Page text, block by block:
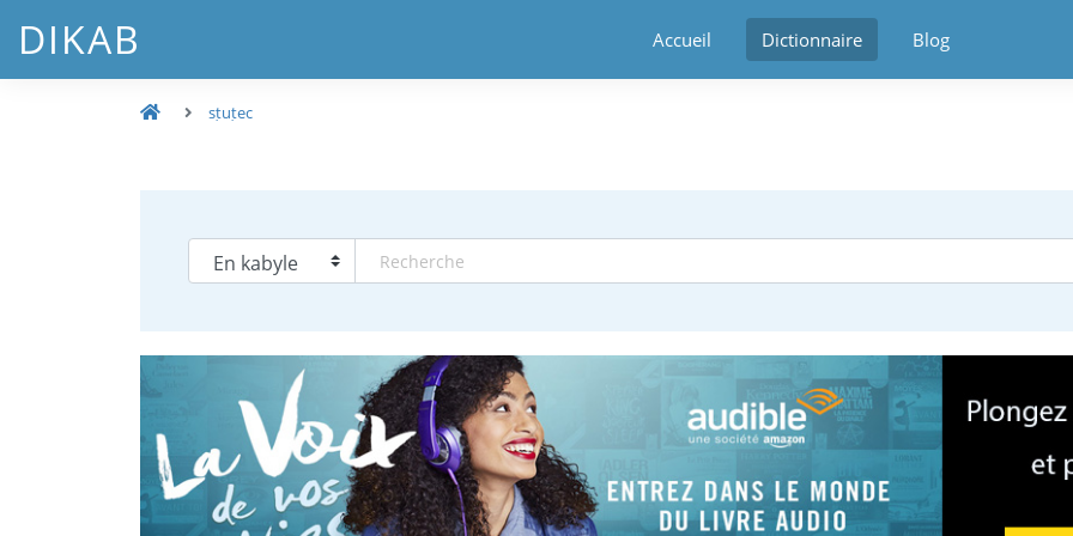
DIKAB Accueil Dictionnaire Blog
sṭuṭec